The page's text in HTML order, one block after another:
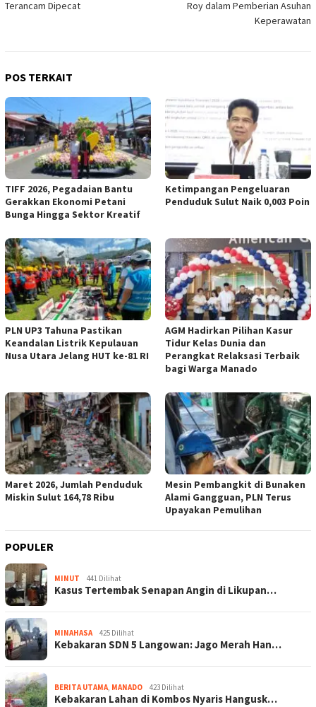
Terancam Dipecat
Roy dalam Pemberian Asuhan
Keperawatan
POS TERKAIT
TIFF 2026, Pegadaian Bantu
Gerakkan Ekonomi Petani
Bunga Hingga Sektor Kreatif
Ketimpangan Pengeluaran
Penduduk Sulut Naik 0,003 Poin
PLN UP3 Tahuna Pastikan
Keandalan Listrik Kepulauan
Nusa Utara Jelang HUT ke-81 RI
AGM Hadirkan Pilihan Kasur
Tidur Kelas Dunia dan
Perangkat Relaksasi Terbaik
bagi Warga Manado
Maret 2026, Jumlah Penduduk
Miskin Sulut 164,78 Ribu
Mesin Pembangkit di Bunaken
Alami Gangguan, PLN Terus
Upayakan Pemulihan
POPULER
MINUT 441 Dilihat
Kasus Tertembak Senapan Angin di Likupan…
MINAHASA 425 Dilihat
Kebakaran SDN 5 Langowan: Jago Merah Han…
BERITA UTAMA, MANADO 423 Dilihat
Kebakaran Lahan di Kombos Nyaris Hangusk…